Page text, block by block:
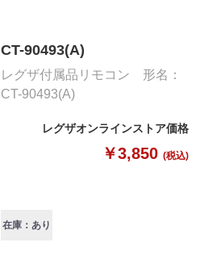
CT-90493(A)
レグザ付属品リモコン 形名：
CT-90493(A)
レグザオンラインストア価格
￥3,850 (税込)
在庫：あり